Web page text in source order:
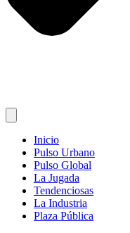
Inicio
Pulso Urbano
Pulso Global
La Jugada
Tendenciosas
La Industria
Plaza Pública